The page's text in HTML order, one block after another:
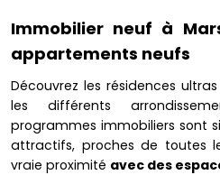
Immobilier neuf à
appartements neufs
Découvrez les résidences
les différents
programmes immobiliers sont
attractifs, proches de toutes
vraie proximité avec des